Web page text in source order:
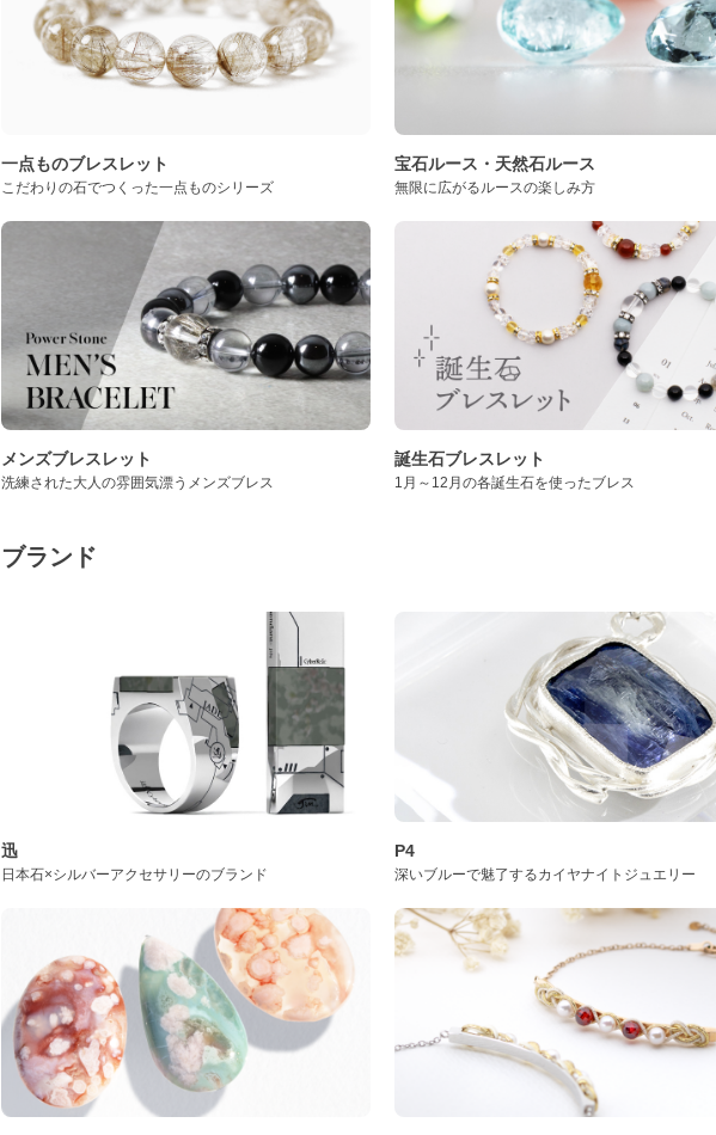
一点ものブレスレット
こだわりの石でつくった一点ものシリーズ
宝石ルース・天然石ルース
無限に広がるルースの楽しみ方
メンズブレスレット
洗練された大人の雰囲気漂うメンズブレス
誕生石ブレスレット
1月～12月の各誕生石を使ったブレス
ブランド
迅
日本石×シルバーアクセサリーのブランド
P4
深いブルーで魅了するカイヤナイトジュエリー